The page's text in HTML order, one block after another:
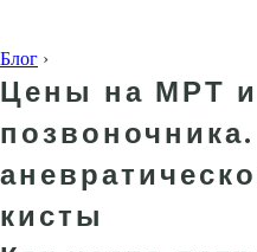
Блог ›
Цены на МРТ
кисты